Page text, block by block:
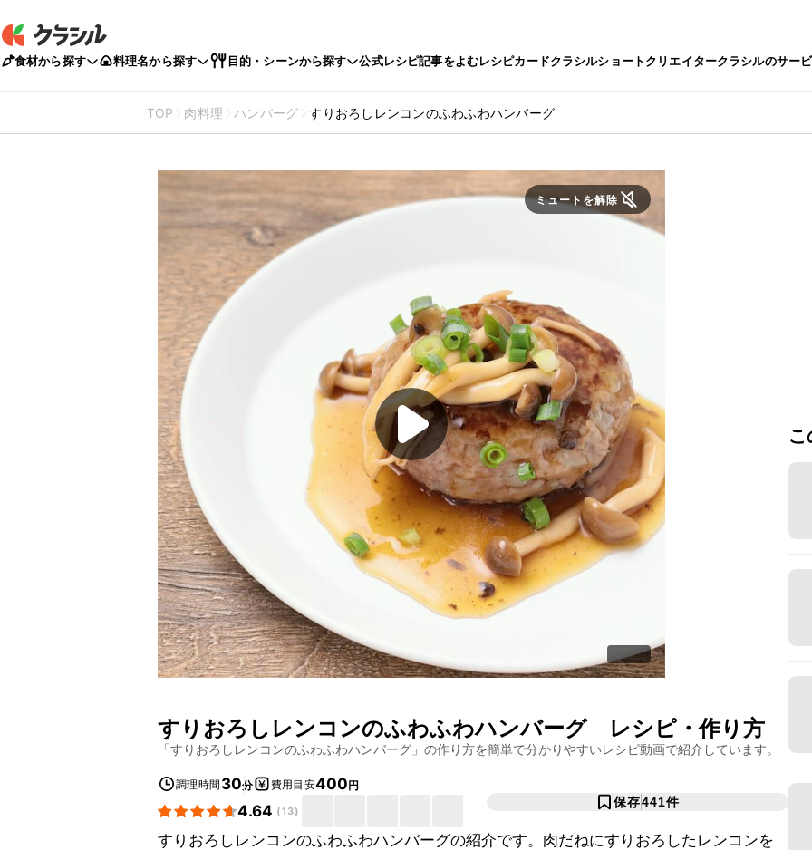
食材から探す 料理名から探す 目的・シーンから探す 公式レシピ記事をよむレシピカードクラシルショートクリエイタークラシルのサー
TOP 肉料理 ハンバーグ すりおろしレンコンのふわふわハンバーグ
ミュートを解除
すりおろしレンコンのふわふわハンバーグレシピ・作り方
「すりおろしレンコンのふわふわハンバーグ 」の作り方を簡単で分かりやすいレシピ動画で紹介しています。
調理時間 30分 費用目安400円
4.64 (13)
保存441件
すりおろしレンコンのふわふわハンバーグの紹介です。肉だねにすりおろしたレンコンを